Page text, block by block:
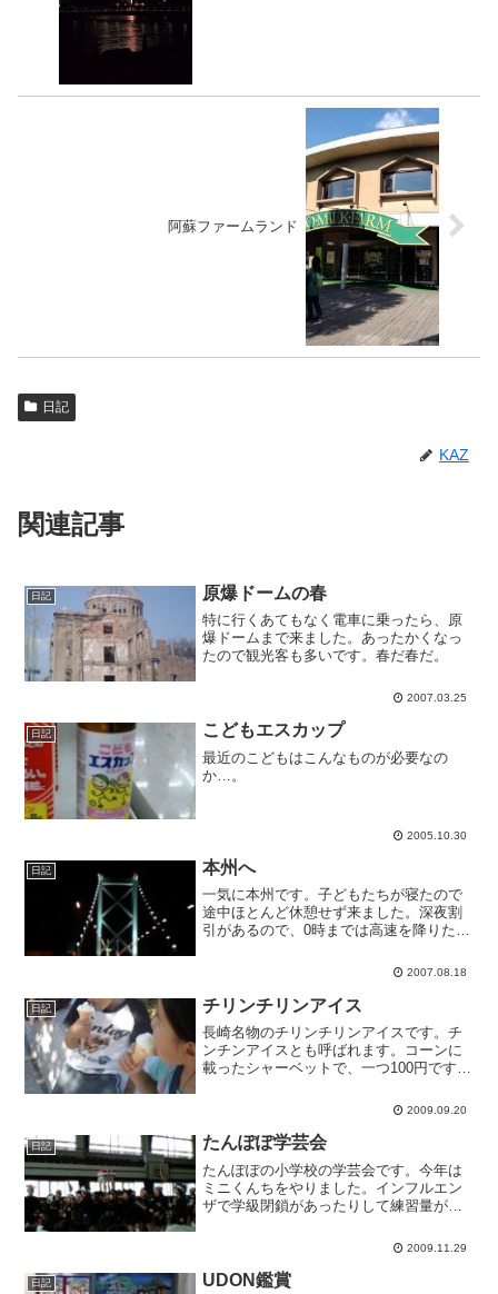
阿蘇ファームランド
日記
KAZ
関連記事
日記 原爆ドームの春
特に行くあてもなく電車に乗ったら、原
爆ドームまで来ました。あったかくなっ
たので観光客も多いです。春だ春だ。
2007.03.25
日記 こどもエスカップ
最近のこどもはこんなものが必要なの
か…。
2005.10.30
日記 本州へ
一気に本州です。子どもたちが寝たので
途中ほとんど休憩せず来ました。深夜割
引があるので、0時までは高速を降りたく
2007.08.18
日記 チリンチリンアイス
長崎名物のチリンチリンアイスです。チ
ンチンアイスとも呼ばれます。コーンに
載ったシャーベットで、一つ100円です。
ば、そこにはチリンチリンアイスもいま
によって微妙な差はあり...
2009.09.20
日記 たんぽぽ学芸会
たんぽぽの小学校の学芸会です。今年は
ミニくんちをやりました。インフルエン
ザで学級閉鎖があったりして練習量が少
2009.11.29
日記 UDON鑑賞